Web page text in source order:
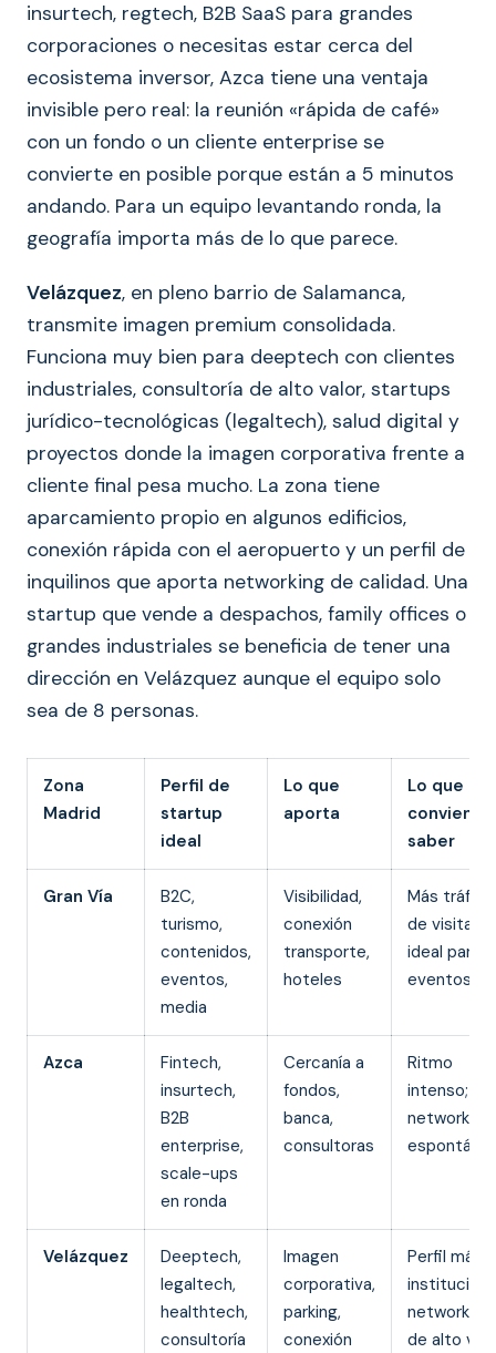
insurtech, regtech, B2B SaaS para grandes
corporaciones o necesitas estar cerca del
ecosistema inversor, Azca tiene una ventaja
invisible pero real: la reunión «rápida de café»
con un fondo o un cliente enterprise se
convierte en posible porque están a 5 minutos
andando. Para un equipo levantando ronda, la
geografía importa más de lo que parece.
Velázquez, en pleno barrio de Salamanca,
transmite imagen premium consolidada.
Funciona muy bien para deeptech con clientes
industriales, consultoría de alto valor, startups
jurídico-tecnológicas (legaltech), salud digital y
proyectos donde la imagen corporativa frente a
cliente final pesa mucho. La zona tiene
aparcamiento propio en algunos edificios,
conexión rápida con el aeropuerto y un perfil de
inquilinos que aporta networking de calidad. Una
startup que vende a despachos, family offices o
grandes industriales se beneficia de tener una
dirección en Velázquez aunque el equipo solo
sea de 8 personas.
Zona
Madrid
Perfil de
startup
ideal
Lo que
aporta
Lo que
conviene
saber
Gran Vía
B2C,
turismo,
contenidos,
eventos,
media
Visibilidad,
conexión
transporte,
hoteles
Más tráfico
de visitas;
ideal para
eventos
Azca
Fintech,
insurtech,
B2B
enterprise,
scale-ups
en ronda
Cercanía a
fondos,
banca,
consultoras
Ritmo
intenso;
networking
Velázquez
Deeptech,
legaltech,
healthtech,
consultoría
Imagen
corporativa,
parking,
conexión
Perfil más
networking
de alto